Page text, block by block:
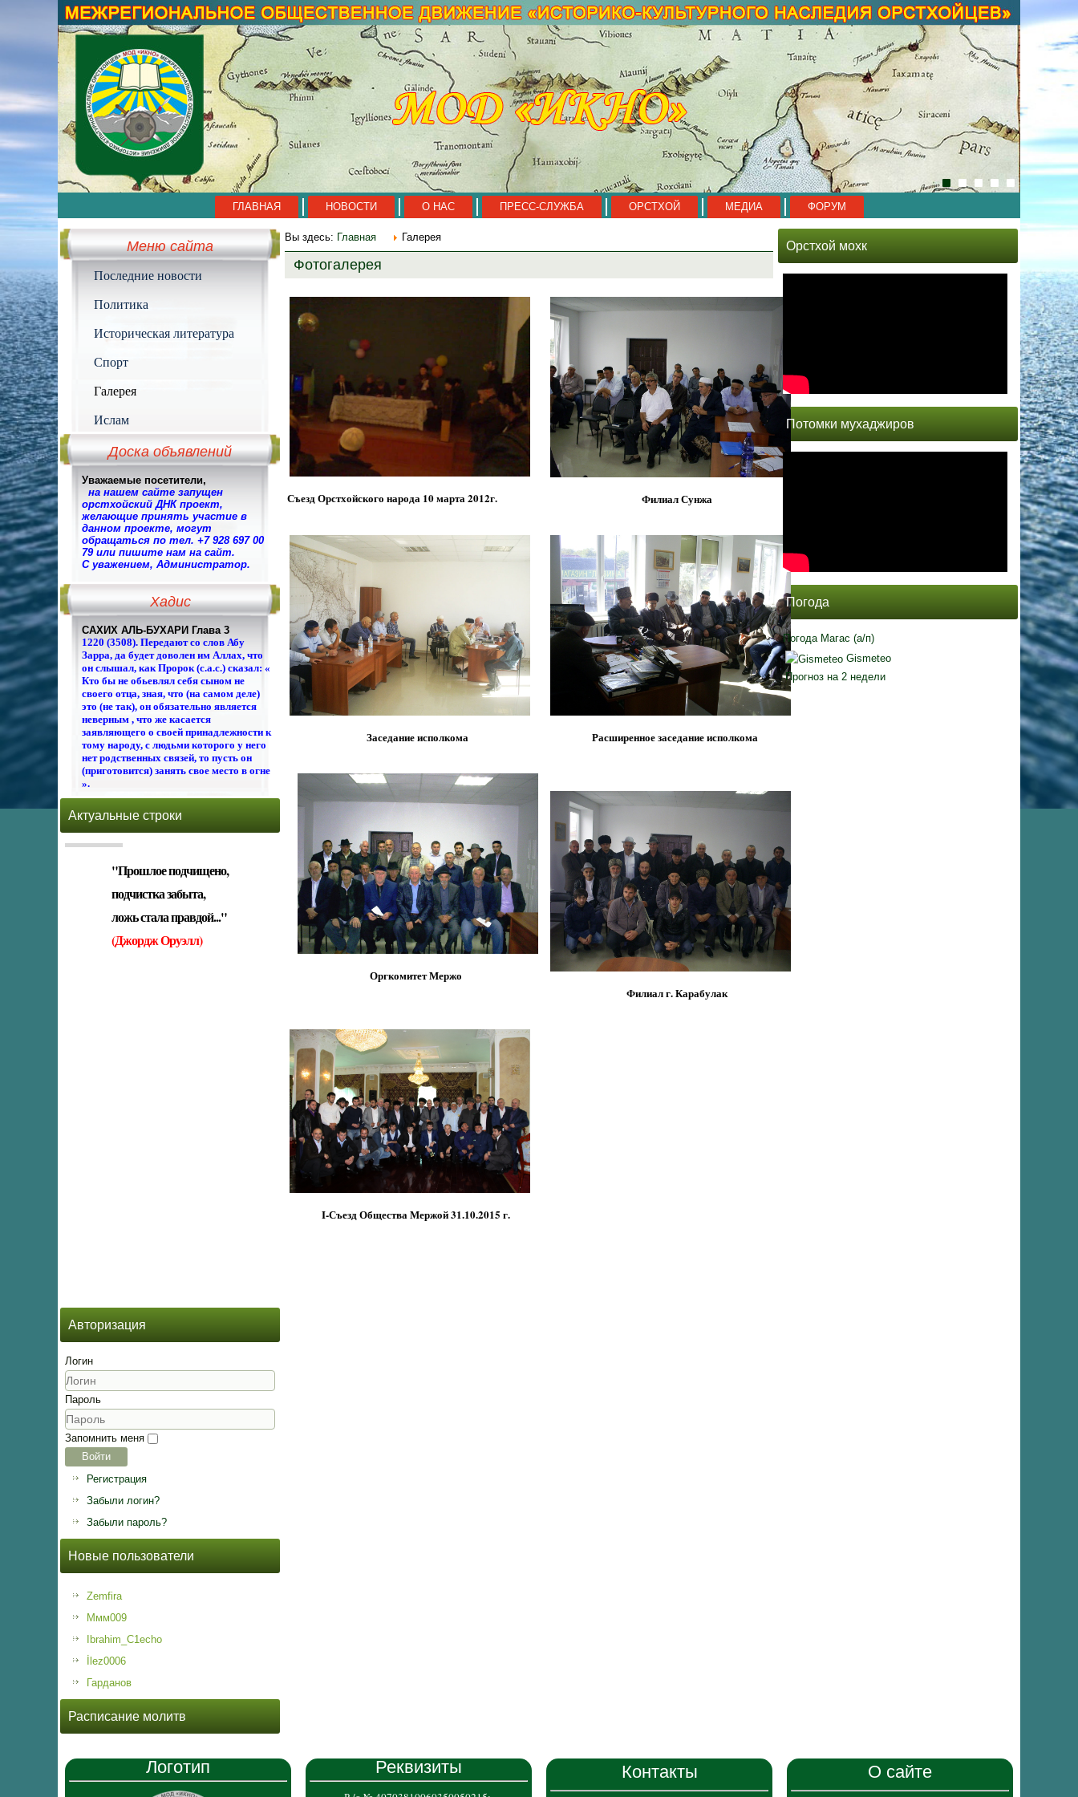
ГЛАВНАЯ НОВОСТИ О НАС ПРЕСС-СЛУЖБА ОРСТХОЙ МЕДИА ФОРУМ
Меню сайта
Последние новости
Политика
Историческая литература
Спорт
Галерея
Ислам
Доска объявлений
Уважаемые посетители,
на нашем сайте запущен
орстхойский ДНК проект,
желающие принять участие в
данном проекте, могут
обращаться по тел. +7 928 697 00
79 или пишите нам на сайт.
С уважением, Администратор.
Хадис
САХИХ АЛЬ-БУХАРИ Глава 3
1220 (3508). Передают со слов Абу
Зарра, да будет доволен им Аллах, что
он слышал, как Пророк (с.а.с.) сказал: «
Кто бы не обьевлял себя сыном не
своего отца, зная, что (на самом деле)
это (не так), он обязательно является
неверным , что же касается
заявляющего о своей принадлежности к
тому народу, с людьми которого у него
нет родственных связей, то пусть он
(приготовится) занять свое место в огне
».
Актуальные строки
"Прошлое подчищено,
подчистка забыта,
ложь стала правдой..."
(Джордж Оруэлл)
Авторизация
Логин
Пароль
Запомнить меня
Войти
Регистрация
Забыли логин?
Забыли пароль?
Новые пользователи
Zemfira
Ммм009
Ibrahim_C1echo
İlez0006
Гарданов
Расписание молитв
Вы здесь: Главная Галерея
Фотогалерея
Съезд Орстхойского народа 10 марта 2012г. Филиал Сунжа
Заседание исполкома Расширенное заседание исполкома
Оргкомитет Мержо
Филиал г. Карабулак
I-Съезд Общества Мержой 31.10.2015 г.
Орстхой мохк
Потомки мухаджиров
Погода
Погода Магас (а/п)
Gismeteo
Прогноз на 2 недели
Логотип Реквизиты Контакты О сайте